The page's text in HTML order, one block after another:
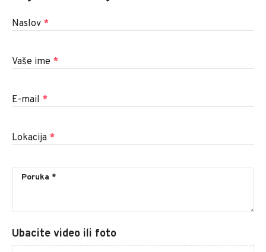
Naslov *
Vaše ime *
E-mail *
Lokacija *
Ubacite video ili foto